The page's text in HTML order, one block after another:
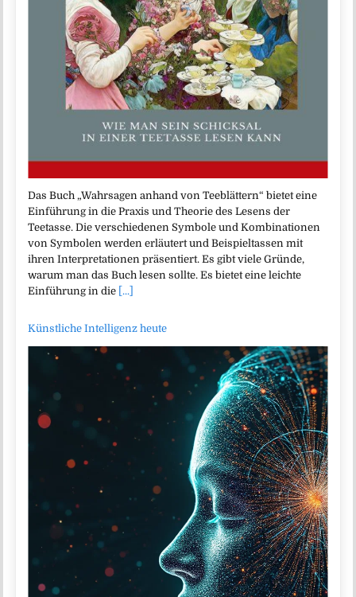
Das Buch „Wahrsagen anhand von Teeblättern“ bietet eine
Einführung in die Praxis und Theorie des Lesens der
Teetasse. Die verschiedenen Symbole und Kombinationen
von Symbolen werden erläutert und Beispieltassen mit
ihren Interpretationen präsentiert. Es gibt viele Gründe,
warum man das Buch lesen sollte. Es bietet eine leichte
Einführung in die [...]
Künstliche Intelligenz heute